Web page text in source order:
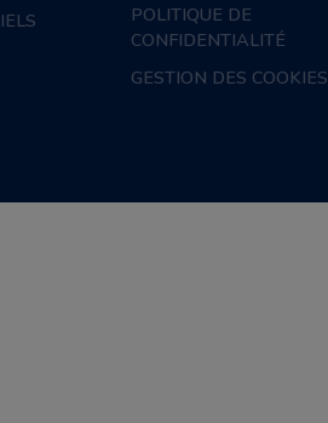
POLITIQUE DE
CONFIDENTIALITÉ
GESTION DES COOKIES